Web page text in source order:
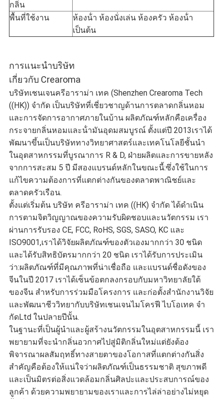
กลิ่น
พื้นที่ใช้งาน
ห้องน้ํา ห้องนั่งเล่น ห้องครัว ห้องน้ํา
เป็นต้น
การแนะนําบริษัท
เกี่ยวกับ Crearoma
บริษัทเชนเจนครีอาราม่า เทค (Shenzhen Crearoma Tech
((HK)) จํากัด เป็นบริษัทที่เชี่ยวชาญด้านการตลาดกลิ่นหอม
และการจัดการอากาศภายในบ้าน ผลิตภัณฑ์หลักคือเครื่อง
กระจายกลิ่นหอมและน้ํามันอุดมสมบูรณ์ ตั้งแต่ปี 2013เราได้
พัฒนาขึ้นเป็นบริษัททางวิทยาศาสตร์และเทคโนโลยีชั้นนํา
ในอุตสาหกรรมที่บูรณาการ R & D, ฝ่ายผลิตและการขายหลัง
จากการสะสม 5 ปี มีสองแบรนด์หลักในขณะนี้:ซึ่งใช้ในการ
แก้ไขความต้องการที่แตกต่างกันของตลาดพาณิชย์และ
ตลาดครัวเรือน.
ตั้งแต่เริ่มต้น บริษัท ครีอาราม่า เทค ((HK) จํากัด ได้ดําเนิน
การตามจิตวิญญาณของความรับผิดชอบและนวัตกรรม เรา
ผ่านการรับรอง CE, FCC, RoHS, SGS, SASO, KC และ
ISO9001,เราได้วิจัยผลิตภัณฑ์ของตัวเองมากกว่า 30 ชนิด
และได้รับสิทธิบัตรมากกว่า 20 ชนิด เราได้รับการประเมิน
ว่า:ผลิตภัณฑ์ที่มีคุณภาพที่น่าเชื่อถือ และแบรนด์ชื่อดังของ
จีนในปี 2017 เราได้เซ็นข้อตกลงกรอบกับมหาวิทยาลัยใต้
ของจีน สําหรับการร่วมมือโครงการ และก่อตั้งสํานักงานวิจัย
และพัฒนาชีววิทยากับบริษัทเชนเจนไมโครฟี ไบโอเทค จํา
กัดLtd ในปลายปีนั้น.
ในฐานะที่เป็นผู้นําและผู้สร้างนวัตกรรมในอุตสาหกรรมนี้ เรา
พยายามที่จะนํากลิ่นอวกาศไปสู่มิติกลิ่นใหม่แต่ยังต้อง
พิจารณาผลสัมฤทธิ์ทางสายตาของโอกาสที่แตกต่างกันสิ่ง
สําคัญคือต้องให้แน่ใจว่าผลิตภัณฑ์เป็นธรรมชาติ สุขภาพดี
และเป็นมิตรต่อสิ่งแวดล้อมกลิ่นศิลปะและประสบการณ์ของ
ลูกค้า ด้วยความพยายามของเราและการไล่ล่าอย่างไม่หยุด